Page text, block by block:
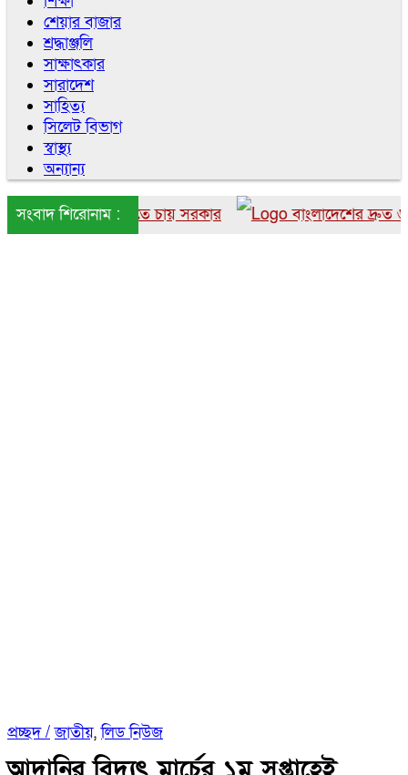
শেয়ার বাজার
শ্রদ্ধাঞ্জলি
সাক্ষাৎকার
সারাদেশ
সাহিত্য
সিলেট বিভাগ
স্বাস্থ্য
অন্যান্য
সংবাদ শিরোনাম :আনতে চায় সরকার বাংলাদেশের দ্রুত ৬
প্রচ্ছদ / জাতীয়,লিড নিউজ